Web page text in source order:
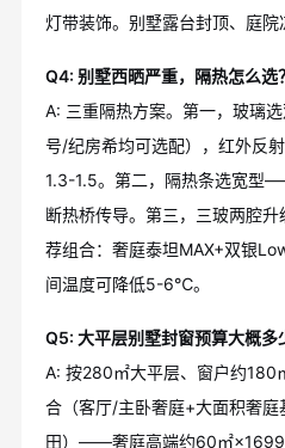
灯带装饰。别墅露台封顶、庭院
Q4: 别墅西晒严重，隔热怎么选？
A: 三重隔热方案。第一，玻璃
号/纪房希均可选配），红外反
1.3-1.5。第二，隔热条选宽型
断热桥传导。第三，三玻两腔
荐组合：奢庭泰坦MAX+双银
间温度可降低5-6℃。
Q5: 大平层别墅封窗预算大概多
A: 按280㎡大平层、窗户约180
合（客厅/主卧奢庭+大面积奢
田）——奢庭高端约60㎡